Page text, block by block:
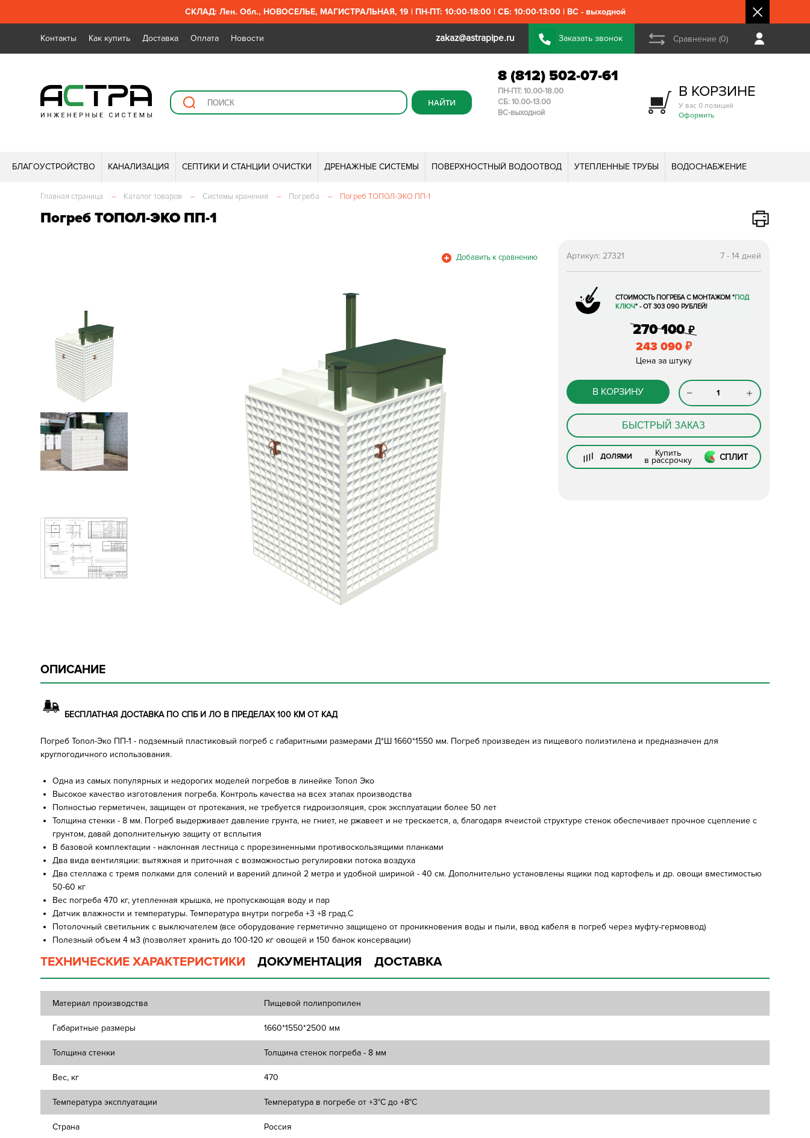
СКЛАД: Лен. Обл., НОВОСЕЛЬЕ, МАГИСТРАЛЬНАЯ, 19 | ПН-ПТ: 10:00-18:00 | СБ: 10:00-13:00 | ВС - выходной
Контакты Как купить Доставка Оплата Новости zakaz@astrapipe.ru Заказать звонок Сравнение (0)
8 (812) 502-07-61
ПН-ПТ: 10.00-18.00
СБ: 10.00-13.00
ВС-выходной
В КОРЗИНЕ
У вас 0 позиций
Оформить
БЛАГОУСТРОЙСТВО КАНАЛИЗАЦИЯ СЕПТИКИ И СТАНЦИИ ОЧИСТКИ ДРЕНАЖНЫЕ СИСТЕМЫ ПОВЕРХНОСТНЫЙ ВОДООТВОД УТЕПЛЕННЫЕ ТРУБЫ ВОДОСНАБЖЕНИЕ
Главная страница – Каталог товаров – Системы хранения – Погреба – Погреб ТОПОЛ-ЭКО ПП-1
Погреб ТОПОЛ-ЭКО ПП-1
7 - 14 дней
Артикул:27321
СТОИМОСТЬ ПОГРЕБА С МОНТАЖОМ "ПОД
КЛЮЧ" - ОТ 303 090 РУБЛЕЙ!
270 100₽
243 090 ₽
Цена за штуку
В КОРЗИНУ
БЫСТРЫЙ ЗАКАЗ
ДОЛЯМИ Купить
в рассрочку СПЛИТ
ОПИСАНИЕ
БЕСПЛАТНАЯ ДОСТАВКА ПО СПБ И ЛО В ПРЕДЕЛАХ 100 КМ ОТ КАД
Погреб Топол-Эко ПП-1 - подземный пластиковый погреб с габаритными размерами Д*Ш 1660*1550 мм. Погреб произведен из пищевого полиэтилена и предназначен для
круглогодичного использования.
Одна из самых популярных и недорогих моделей погребов в линейке Топол Эко
Высокое качество изготовления погреба. Контроль качества на всех этапах производства
Полностью герметичен, защищен от протекания, не требуется гидроизоляция, срок эксплуатации более 50 лет
Толщина стенки - 8 мм. Погреб выдерживает давление грунта, не гниет, не ржавеет и не трескается, а, благодаря ячеистой структуре стенок обеспечивает прочное сцепление с
грунтом, давай дополнительную защиту от всплытия
В базовой комплектации - наклонная лестница с прорезиненными противоскользящими планками
Два вида вентиляции: вытяжная и приточная с возможностью регулировки потока воздуха
Два стеллажа с тремя полками для солений и варений длиной 2 метра и удобной шириной - 40 см. Дополнительно установлены ящики под картофель и др. овощи вместимостью
50-60 кг
Вес погреба 470 кг, утепленная крышка, не пропускающая воду и пар
Датчик влажности и температуры. Температура внутри погреба +3 +8 град.С
Потолочный светильник с выключателем (все оборудование герметично защищено от проникновения воды и пыли, ввод кабеля в погреб через муфту-гермоввод)
Полезный объем 4 м3 (позволяет хранить до 100-120 кг овощей и 150 банок консервации)
ТЕХНИЧЕСКИЕ ХАРАКТЕРИСТИКИ ДОКУМЕНТАЦИЯ ДОСТАВКА
Материал производства Пищевой полипропилен
Габаритные размеры 1660*1550*2500 мм
Толщина стенки Толщина стенок погреба - 8 мм
Вес, кг 470
Температура эксплуатации Температура в погребе от +3°C до +8°C
Страна Россия